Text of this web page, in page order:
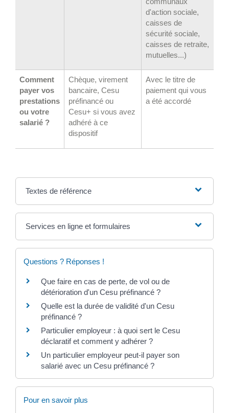
d'action sociale,
caisses de
sécurité sociale,
caisses de retraite,
mutuelles...)
Comment
payer vos
prestations
ou votre
salarié ?
Chèque, virement
bancaire, Cesu
préfinancé ou
Cesu+ si vous avez
adhéré à ce
dispositif
Avec le titre de
paiement qui vous
a été accordé
Textes de référence
Services en ligne et formulaires
Questions ? Réponses !
Que faire en cas de perte, de vol ou de
détérioration d'un Cesu préfinancé ?
Quelle est la durée de validité d'un Cesu
préfinancé ?
Particulier employeur : à quoi sert le Cesu
déclaratif et comment y adhérer ?
Un particulier employeur peut-il payer son
salarié avec un Cesu préfinancé ?
Pour en savoir plus